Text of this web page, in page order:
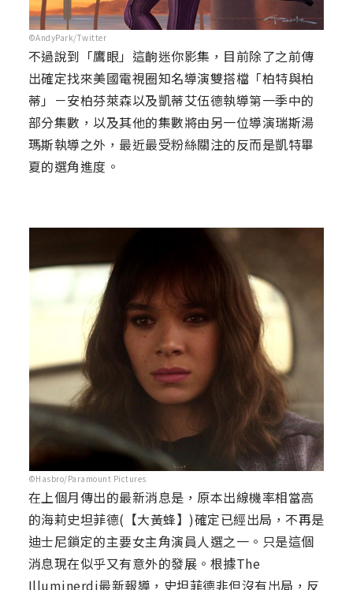
©AndyPark/Twitter
不過說到「鷹眼」這齣迷你影集，目前除了之前傳
出確定找來美國電視圈知名導演雙搭檔「柏特與柏
蒂」－安柏芬萊森以及凱蒂艾伍德執導第一季中的
部分集數，以及其他的集數將由另一位導演瑞斯湯
瑪斯執導之外，最近最受粉絲關注的反而是凱特畢
夏的選角進度。
©Hasbro/Paramount Pictures
在上個月傳出的最新消息是，原本出線機率相當高
的海莉史坦菲德(【大黃蜂】)確定已經出局，不再是
迪士尼鎖定的主要女主角演員人選之一。只是這個
消息現在似乎又有意外的發展。根據The
Illuminerdi最新報導，史坦菲德非但沒有出局，反